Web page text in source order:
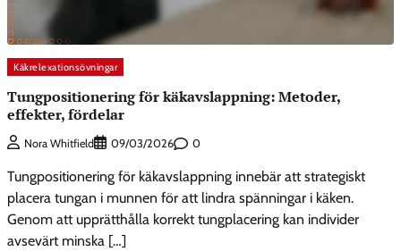
Käkrelexationsövningar
Tungpositionering för käkavslappning: Metoder,
effekter, fördelar
Nora Whitfield 09/03/2026 0
Tungpositionering för käkavslappning innebär att strategiskt
placera tungan i munnen för att lindra spänningar i käken.
Genom att upprätthålla korrekt tungplacering kan individer
avsevärt minska […]